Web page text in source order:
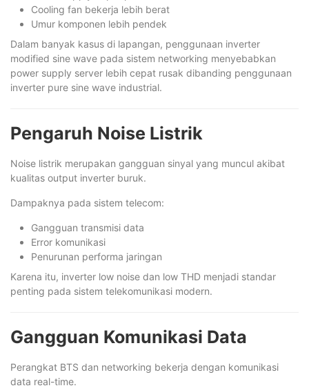
Cooling fan bekerja lebih berat
Umur komponen lebih pendek
Dalam banyak kasus di lapangan, penggunaan inverter
modified sine wave pada sistem networking menyebabkan
power supply server lebih cepat rusak dibanding penggunaan
inverter pure sine wave industrial.
Pengaruh Noise Listrik
Noise listrik merupakan gangguan sinyal yang muncul akibat
kualitas output inverter buruk.
Dampaknya pada sistem telecom:
Gangguan transmisi data
Error komunikasi
Penurunan performa jaringan
Karena itu, inverter low noise dan low THD menjadi standar
penting pada sistem telekomunikasi modern.
Gangguan Komunikasi Data
Perangkat BTS dan networking bekerja dengan komunikasi
data real-time.